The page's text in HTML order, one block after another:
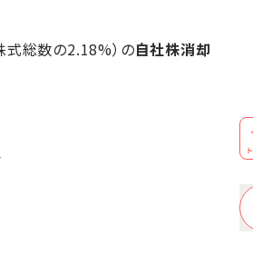
式総数の2.18%）の自社株消却